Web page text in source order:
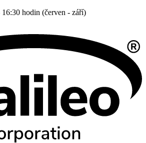
16:30 hodin (červen - září)